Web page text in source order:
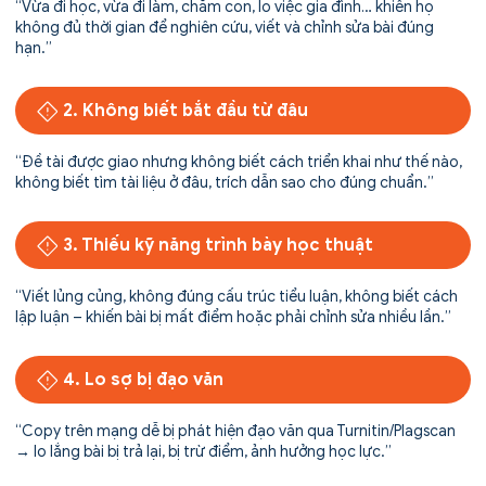
“Vừa đi học, vừa đi làm, chăm con, lo việc gia đình… khiến họ
không đủ thời gian để nghiên cứu, viết và chỉnh sửa bài đúng
hạn.”
2. Không biết bắt đầu từ đâu
“Đề tài được giao nhưng không biết cách triển khai như thế nào,
không biết tìm tài liệu ở đâu, trích dẫn sao cho đúng chuẩn.”
3. Thiếu kỹ năng trình bày học thuật
“Viết lủng củng, không đúng cấu trúc tiểu luận, không biết cách
lập luận – khiến bài bị mất điểm hoặc phải chỉnh sửa nhiều lần.”
4. Lo sợ bị đạo văn
“Copy trên mạng dễ bị phát hiện đạo văn qua Turnitin/Plagscan
→ lo lắng bài bị trả lại, bị trừ điểm, ảnh hưởng học lực.”